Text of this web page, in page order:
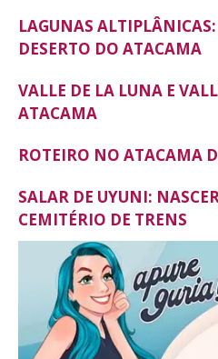
LAGUNAS
DESERTO DO ATACAMA
VALLE DE LA LUNA E
ATACAMA
ROTEIRO NO ATACAMA
SALAR DE UYUNI:
CEMITÉRIO DE TRENS